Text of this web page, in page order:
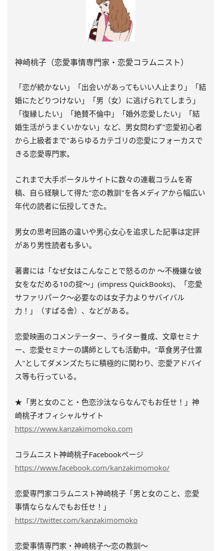
神崎桃子（恋愛事情専門家・恋愛コラムニスト）
「恋が続かない」「出会いがあってもいい人止まり」「結
婚にたどりつけない」「男（女）に逃げられてしまう」
「復縁したい」「絶賛不倫中」「婚外恋愛したい」「結
婚生活がうまくいかない」など、男女問わず"恋愛初心者
から上級者まで"あらゆるカテゴリの恋愛にフォーカスで
きる恋愛専門家。
これまで大手ポータルサイトに数々の連載コラムを寄
稿、自ら経験して得た"恋の教訓"を各メディアから幅広い
年代の読者に伝授してきた。
男女の思考回路の違いや男心女心を追求した記事は定評
があり男性読者も多い。
著書には「なぜ女はこんなことで怒るのか ～不機嫌な彼
女をなだめる10の掟～」(impress QuickBooks)、「恋愛
サファリパーク～必要なのは女子力よりサバイバル
力！」（すばる舎）、などがある。
恋愛映画のコメンテーター、ライター養成、文章セミナ
ー、恋愛セミナーの講師としても活動中。"草食男子仕置
人"としてダメンズたちに積極的に関わり、恋愛アドバイ
ス等も行っている。
★「男と女のこと・色恋沙汰ならなんでもお任せ！」神
崎桃子オフィシャルサイト
https://www.kanzakimomoko.com
コラムニスト神崎桃子Facebookページ
https://www.facebook.com/kanzakimomoko/
恋愛専門家コラムニスト神崎桃子「男と女のこと、恋愛
事情ならなんでもお任せ！」
https://twitter.com/kanzakimomoko
恋愛事情専門家・神崎桃子～恋の教訓～